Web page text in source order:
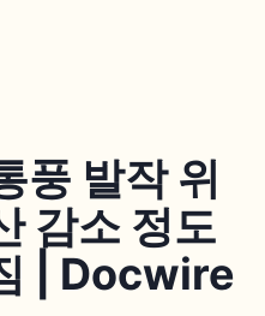
풍 발작 위
감소 정도
| Docwire